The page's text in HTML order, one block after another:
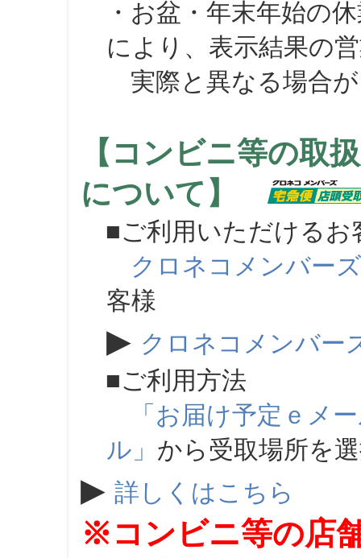
・お盆・年末年始の
により、表示結果の
実際と異なる場合が
【コンビニ等の取
について】
■ご利用いただけるお
クロネコメンバーズ
客様
▶ クロネコメンバー
■ご利用方法
「お届け予定ｅメ
ル」 から受取場所を
▶ 詳しくはこちら
※コンビニ等の店